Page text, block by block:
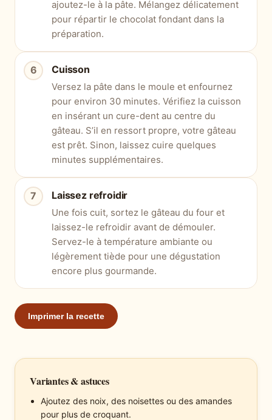
ajoutez-le à la pâte. Mélangez délicatement
pour répartir le chocolat fondant dans la
préparation.
Cuisson
Versez la pâte dans le moule et enfournez
pour environ 30 minutes. Vérifiez la cuisson
en insérant un cure-dent au centre du
gâteau. S’il en ressort propre, votre gâteau
est prêt. Sinon, laissez cuire quelques
minutes supplémentaires.
Laissez refroidir
Une fois cuit, sortez le gâteau du four et
laissez-le refroidir avant de démouler.
Servez-le à température ambiante ou
légèrement tiède pour une dégustation
encore plus gourmande.
Imprimer la recette
Variantes & astuces
Ajoutez des noix, des noisettes ou des amandes
pour plus de croquant.